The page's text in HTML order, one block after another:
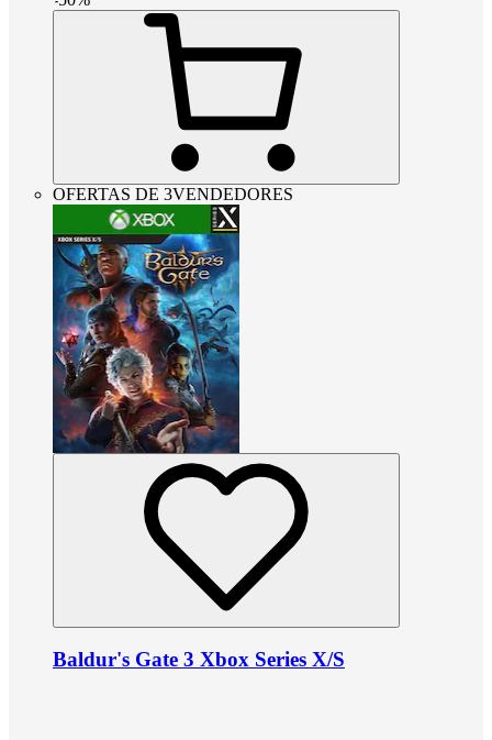
OFERTAS DE 3VENDEDORES
Baldur's Gate 3 Xbox Series X/S